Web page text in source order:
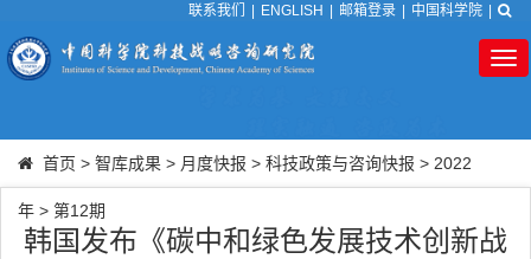
联系我们 ENGLISH 邮箱登录 中国科学院
首页 > 智库成果 > 月度快报 > 科技政策与咨询快报 > 2022
年 > 第12期
韩国发布《碳中和绿色发展技术创新战